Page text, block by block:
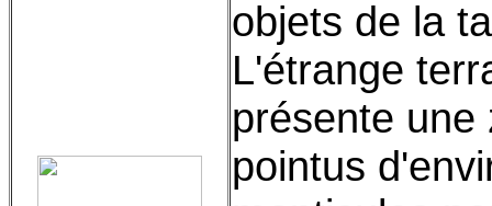
objets de la
L'étrange
présente une
pointus